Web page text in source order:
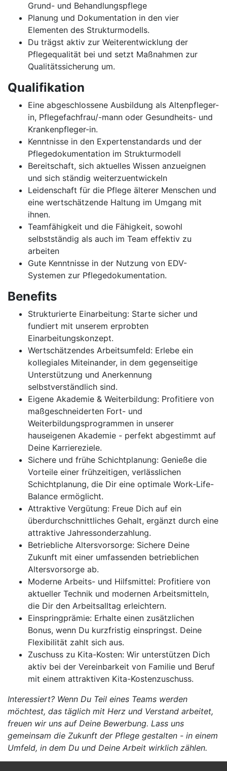
Grund- und Behandlungspflege
Planung und Dokumentation in den vier
Elementen des Strukturmodells.
Du trägst aktiv zur Weiterentwicklung der
Pflegequalität bei und setzt Maßnahmen zur
Qualitätssicherung um.
Qualifikation
Eine abgeschlossene Ausbildung als Altenpfleger-
in, Pflegefachfrau/-mann oder Gesundheits- und
Krankenpfleger-in.
Kenntnisse in den Expertenstandards und der
Pflegedokumentation im Strukturmodell
Bereitschaft, sich aktuelles Wissen anzueignen
und sich ständig weiterzuentwickeln
Leidenschaft für die Pflege älterer Menschen und
eine wertschätzende Haltung im Umgang mit
ihnen.
Teamfähigkeit und die Fähigkeit, sowohl
selbstständig als auch im Team effektiv zu
arbeiten
Gute Kenntnisse in der Nutzung von EDV-
Systemen zur Pflegedokumentation.
Benefits
Strukturierte Einarbeitung: Starte sicher und
fundiert mit unserem erprobten
Einarbeitungskonzept.
Wertschätzendes Arbeitsumfeld: Erlebe ein
kollegiales Miteinander, in dem gegenseitige
Unterstützung und Anerkennung
selbstverständlich sind.
Eigene Akademie & Weiterbildung: Profitiere von
maßgeschneiderten Fort- und
Weiterbildungsprogrammen in unserer
hauseigenen Akademie - perfekt abgestimmt auf
Deine Karriereziele.
Sichere und frühe Schichtplanung: Genieße die
Vorteile einer frühzeitigen, verlässlichen
Schichtplanung, die Dir eine optimale Work-Life-
Balance ermöglicht.
Attraktive Vergütung: Freue Dich auf ein
überdurchschnittliches Gehalt, ergänzt durch eine
attraktive Jahressonderzahlung.
Betriebliche Altersvorsorge: Sichere Deine
Zukunft mit einer umfassenden betrieblichen
Altersvorsorge ab.
Moderne Arbeits- und Hilfsmittel: Profitiere von
aktueller Technik und modernen Arbeitsmitteln,
die Dir den Arbeitsalltag erleichtern.
Einspringprämie: Erhalte einen zusätzlichen
Bonus, wenn Du kurzfristig einspringst. Deine
Flexibilität zahlt sich aus.
Zuschuss zu Kita-Kosten: Wir unterstützen Dich
aktiv bei der Vereinbarkeit von Familie und Beruf
mit einem attraktiven Kita-Kostenzuschuss.
Interessiert? Wenn Du Teil eines Teams werden
möchtest, das täglich mit Herz und Verstand arbeitet,
freuen wir uns auf Deine Bewerbung. Lass uns
gemeinsam die Zukunft der Pflege gestalten - in einem
Umfeld, in dem Du und Deine Arbeit wirklich zählen.